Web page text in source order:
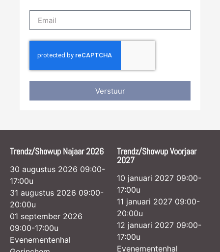
Verstuur
Trendz/Showup Najaar 2026
30 augustus 2026 09:00-
17:00u
31 augustus 2026 09:00-
20:00u
01 september 2026
09:00-17:00u
Evenementenhal
Trendz/Showup Voorjaar
2027
10 januari 2027 09:00-
17:00u
11 januari 2027 09:00-
20:00u
12 januari 2027 09:00-
17:00u
Evenementenhal